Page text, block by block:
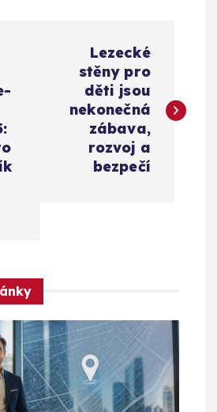
Lezecké
stěny pro
děti jsou
nekonečná
zábava,
rozvoj a
bezpečí